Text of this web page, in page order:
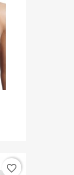
favorite_border